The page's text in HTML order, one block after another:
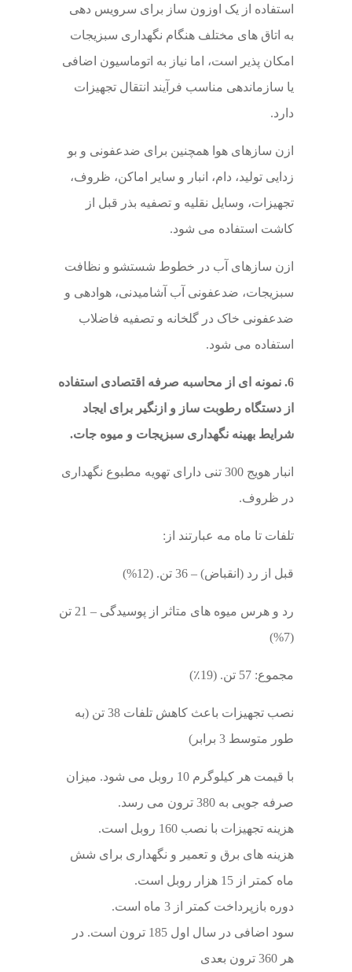
استفاده از یک اوزون ساز برای سرویس دهی
به اتاق های مختلف هنگام نگهداری سبزیجات
امکان پذیر است، اما نیاز به اتوماسیون اضافی
یا سازماندهی مناسب فرآیند انتقال تجهیزات
دارد.
ازن سازهای هوا همچنین برای ضدعفونی و بو
زدایی تولید، دام، انبار و سایر اماکن، ظروف،
تجهیزات، وسایل نقلیه و تصفیه بذر قبل از
کاشت استفاده می شود.
ازن سازهای آب در خطوط شستشو و نظافت
سبزیجات، ضدعفونی آب آشامیدنی، هوادهی و
ضدعفونی خاک در گلخانه و تصفیه فاضلاب
استفاده می شود.
6. نمونه ای از محاسبه صرفه اقتصادی استفاده
از دستگاه رطوبت ساز و ازنگیر برای ایجاد
شرایط بهینه نگهداری سبزیجات و میوه جات.
انبار هویج 300 تنی دارای تهویه مطبوع نگهداری
در ظروف.
تلفات تا ماه مه عبارتند از:
قبل از رد (انقباض) – 36 تن. (12%)
رد و هرس میوه های متاثر از پوسیدگی – 21 تن
(7%)
مجموع: 57 تن. (19٪)
نصب تجهیزات باعث کاهش تلفات 38 تن (به
طور متوسط ​​3 برابر)
با قیمت هر کیلوگرم 10 روبل می شود. میزان
صرفه جویی به 380 ترون می رسد.
هزینه تجهیزات با نصب 160 روبل است.
هزینه های برق و تعمیر و نگهداری برای شش
ماه کمتر از 15 هزار روبل است.
دوره بازپرداخت کمتر از 3 ماه است.
سود اضافی در سال اول 185 ترون است. در
هر 360 ترون بعدی